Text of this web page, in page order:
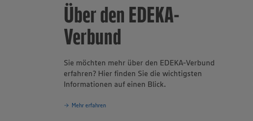
Über den EDEKA-
Verbund
Sie möchten mehr über den EDEKA-Verbund
erfahren? Hier finden Sie die wichtigsten
Informationen auf einen Blick.
Mehr erfahren